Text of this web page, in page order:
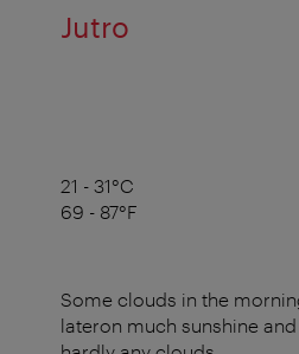
Jutro
21 - 31°C
69 - 87°F
Some clouds in the
lateron much sunshine and